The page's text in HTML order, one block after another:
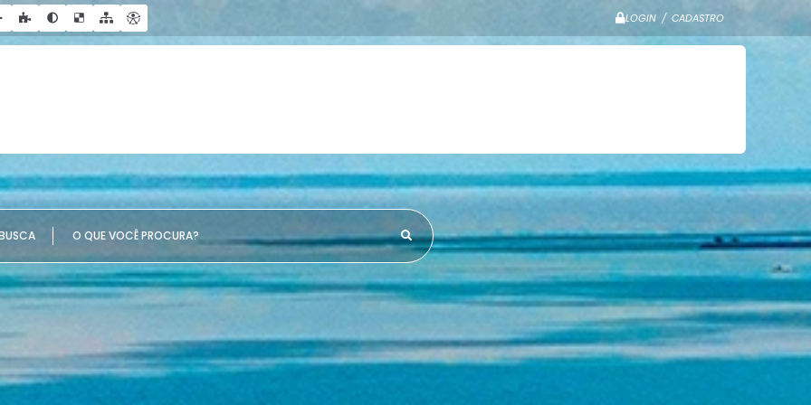
LOGIN / CADASTRO
VOCÊ PROCURA?